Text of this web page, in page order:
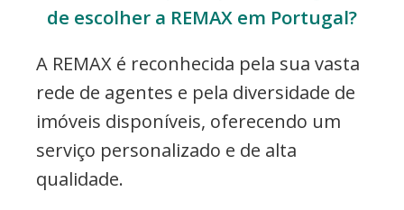
de escolher a REMAX em Portugal?
A REMAX é reconhecida pela sua vasta
rede de agentes e pela diversidade de
imóveis disponíveis, oferecendo um
serviço personalizado e de alta
qualidade.